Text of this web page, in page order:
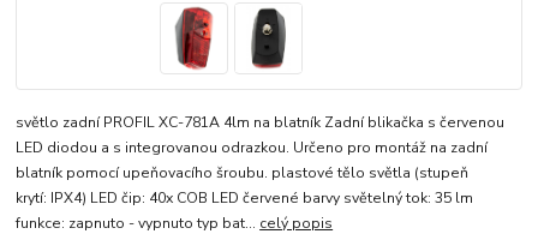
světlo zadní PROFIL XC-781A 4lm na blatník Zadní blikačka s červenou
LED diodou a s integrovanou odrazkou. Určeno pro montáž na zadní
blatník pomocí upeňovacího šroubu. plastové tělo světla (stupeň
krytí: IPX4) LED čip: 40x COB LED červené barvy světelný tok: 35 lm
funkce: zapnuto - vypnuto typ bat... celý popis